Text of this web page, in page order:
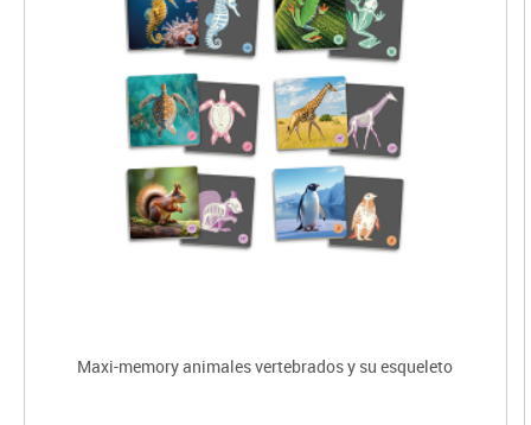
Maxi-memory animales vertebrados y su esqueleto